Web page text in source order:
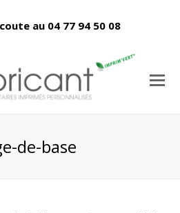
au 04 77 94 50 08
de-base